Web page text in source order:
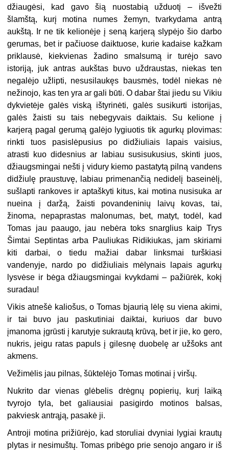
džiaugėsi, kad gavo šią nuostabią užduotį – išvežti
šlamštą, kurį motina numes žemyn, tvarkydama antrą
aukštą. Ir ne tik kelionėje į seną karjerą slypėjo šio darbo
gerumas, bet ir pačiuose daiktuose, kurie kadaise kažkam
priklausė, kiekvienas žadino smalsumą ir turėjo savo
istoriją, juk antras aukštas buvo uždraustas, niekas ten
negalėjo užlipti, nesusilaukęs bausmės, todėl niekas nė
nežinojo, kas ten yra ar gali būti. O dabar štai jiedu su Vikiu
dykvietėje galės viską ištyrinėti, galės susikurti istorijas,
galės žaisti su tais nebegyvais daiktais. Su kelione į
karjerą pagal gerumą galėjo lygiuotis tik agurkų plovimas:
rinkti tuos pasislėpusius po didžiuliais lapais vaisius,
atrasti kuo didesnius ar labiau susisukusius, skinti juos,
džiaugsmingai nešti į vidury kiemo pastatytą pilną vandens
didžiulę praustuvę, labiau primenančią nedidelį baseinėlį,
sušlapti rankoves ir aptaškyti kitus, kai motina nusisuka ar
nueina į daržą, žaisti povandeninių laivų kovas, tai,
žinoma, nepaprastas malonumas, bet, matyt, todėl, kad
Tomas jau paaugo, jau nebėra toks snarglius kaip Trys
Šimtai Septintas arba Pauliukas Ridikiukas, jam skiriami
kiti darbai, o tiedu mažiai dabar linksmai turškiasi
vandenyje, nardo po didžiuliais mėlynais lapais agurkų
lysvėse ir bėga džiaugsmingai kvykdami – pažiūrėk, kokį
suradau!
Vikis atnešė kaliošus, o Tomas bjaurią lėlę su viena akimi,
ir tai buvo jau paskutiniai daiktai, kuriuos dar buvo
įmanoma įgrūsti į karutyje sukrautą krūvą, bet ir jie, ko gero,
nukris, jeigu ratas papuls į gilesnę duobelę ar užšoks ant
akmens.
Vežimėlis jau pilnas, šūktelėjo Tomas motinai į viršų.
Nukrito dar vienas glėbelis drėgnų popierių, kurį laiką
tvyrojo tyla, bet galiausiai pasigirdo motinos balsas,
pakviesk antrąją, pasakė ji.
Antroji motina prižiūrėjo, kad storuliai dvyniai lygiai krautų
plytas ir nesimuštų. Tomas pribėgo prie senojo angaro ir iš